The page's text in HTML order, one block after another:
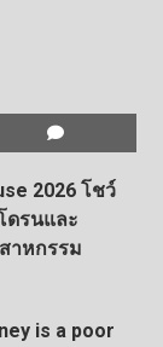
2026 โชว์
ดรนและ
าหกรรม
is a poor